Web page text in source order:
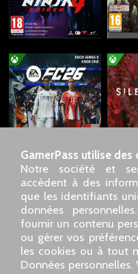
GamerPass utilise des
Notre société et
accèdent à des
que les identifiants
données
fournir un contenu
ou gérer vos
les cookies ou à tout
Données personnelles.
SARL GDN GamerPass,
Notre adresse : 5